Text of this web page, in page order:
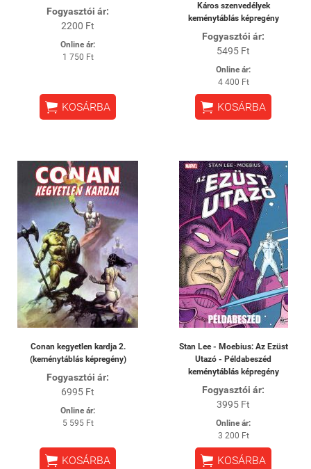
Fogyasztói ár:
2200 Ft
Online ár:
1 750 Ft
 KOSÁRBA
Káros szenvedélyek
keménytáblás képregény
Fogyasztói ár:
5495 Ft
Online ár:
4 400 Ft
 KOSÁRBA
Conan kegyetlen kardja 2.
(keménytáblás képregény)
Fogyasztói ár:
6995 Ft
Online ár:
5 595 Ft
 KOSÁRBA
Stan Lee - Moebius: Az Ezüst
Utazó - Példabeszéd
keménytáblás képregény
Fogyasztói ár:
3995 Ft
Online ár:
3 200 Ft
 KOSÁRBA